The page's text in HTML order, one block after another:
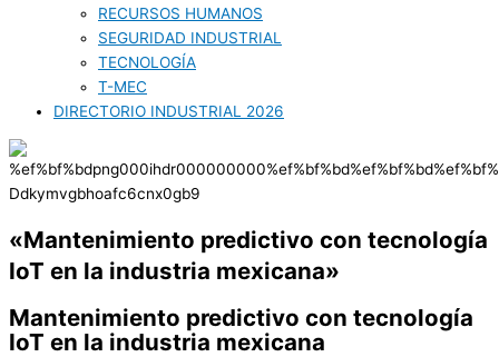
RECURSOS HUMANOS
SEGURIDAD INDUSTRIAL
TECNOLOGÍA
T-MEC
DIRECTORIO INDUSTRIAL 2026
«Mantenimiento predictivo con tecnología
IoT en la industria mexicana»
Mantenimiento predictivo con tecnología
IoT en la industria mexicana